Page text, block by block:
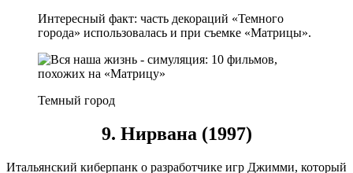
Интересный факт: часть декораций «Темного
города» использовалась и при съемке «Матрицы».
Темный город
9. Нирвана (1997)
Итальянский киберпанк о разработчике игр Джимми, который